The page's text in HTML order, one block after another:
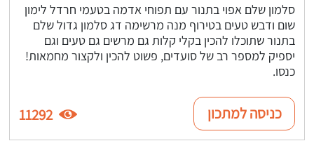
סלמון שלם אפוי בתנור עם תפוחי אדמה בטעמי חרדל לימון
שום ודבש טעים בטירוף מנה מרשימה דג סלמון גדול שלם
בתנור שתוכלו להכין בקלי קלות גם מרשים גם טעים וגם
יספיק למספר רב של סועדים, פשוט להכין ולקצור מחמאות!
כנסו.
כניסה למתכון 11292